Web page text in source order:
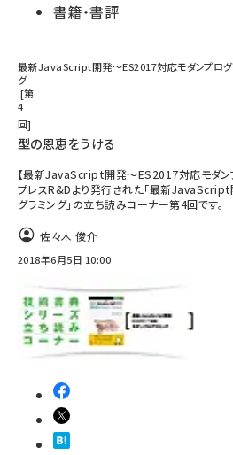
書籍・書評
最新JavaScript開発～ES2017対応モダンプログ
グ
第
4
回
型の恩恵をうける
【最新JavaScript開発～ES2017対応モダン
プレスR&Dより発行された「最新
グラミング」の立ち読みコーナー第4回です。
佐々木 俊介
2018年6月5日 10:00